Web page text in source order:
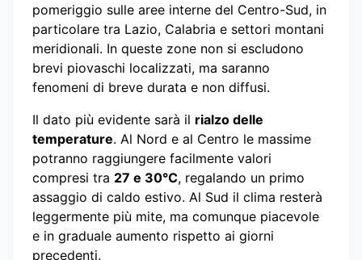
pomeriggio sulle aree interne del Centro-Sud, in
particolare tra Lazio, Calabria e settori montani
meridionali. In queste zone non si escludono
brevi piovaschi localizzati, ma saranno
fenomeni di breve durata e non diffusi.
Il dato più evidente sarà il rialzo delle
temperature. Al Nord e al Centro le massime
potranno raggiungere facilmente valori
compresi tra 27 e 30°C, regalando un primo
assaggio di caldo estivo. Al Sud il clima resterà
leggermente più mite, ma comunque piacevole
e in graduale aumento rispetto ai giorni
precedenti.